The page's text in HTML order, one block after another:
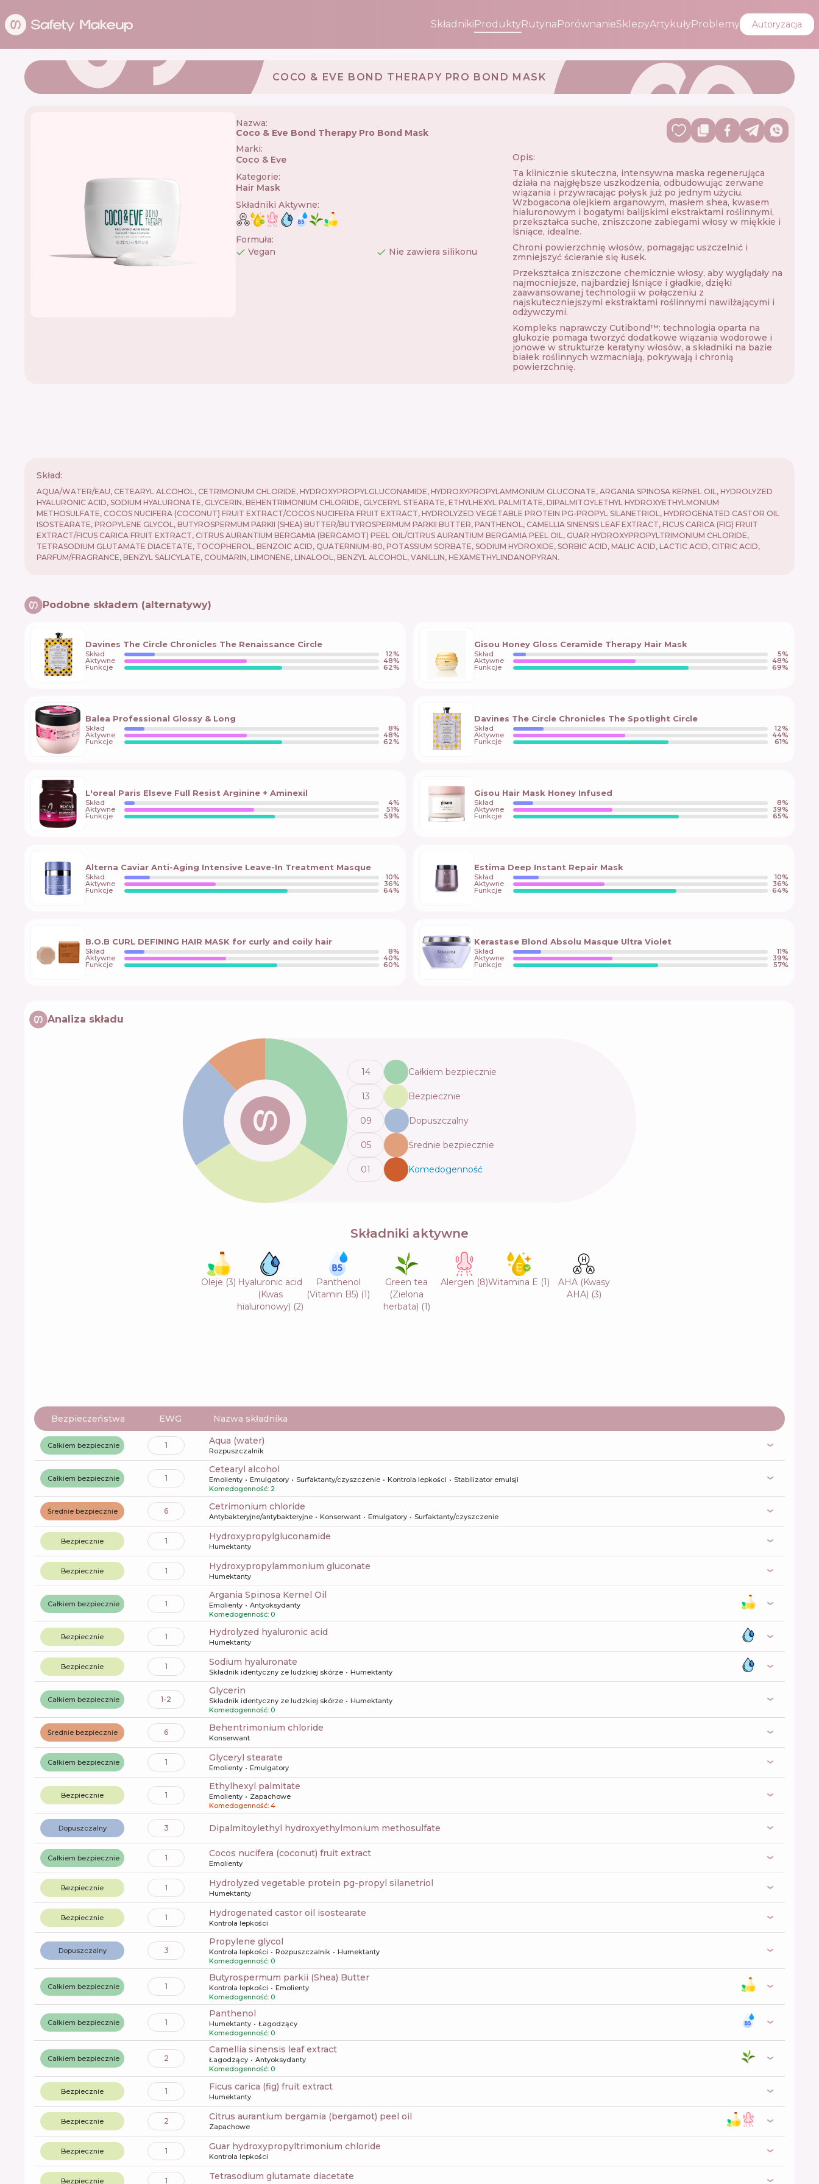
SkładnikiProduktyRutynaPorównanieSklepyArtykułyProblemy Autoryzacja
COCO & EVE BOND THERAPY PRO BOND MASK
Nazwa:
Coco & Eve Bond Therapy Pro Bond Mask
Marki:
Coco & Eve
Kategorie:
Hair Mask
Składniki Aktywne:
Formuła:
Vegan
Nie zawiera silikonu
Opis:
Ta klinicznie skuteczna, intensywna maska ​​regenerująca
działa na najgłębsze uszkodzenia, odbudowując zerwane
wiązania i przywracając połysk już po jednym użyciu.
Wzbogacona olejkiem arganowym, masłem shea, kwasem
hialuronowym i bogatymi balijskimi ekstraktami roślinnymi,
przekształca suche, zniszczone zabiegami włosy w miękkie i
lśniące, idealne.
Chroni powierzchnię włosów, pomagając uszczelnić i
zmniejszyć ścieranie się łusek.
Przekształca zniszczone chemicznie włosy, aby wyglądały na
najmocniejsze, najbardziej lśniące i gładkie, dzięki
zaawansowanej technologii w połączeniu z
najskuteczniejszymi ekstraktami roślinnymi nawilżającymi i
odżywczymi.
Kompleks naprawczy Cutibond™: technologia oparta na
glukozie pomaga tworzyć dodatkowe wiązania wodorowe i
jonowe w strukturze keratyny włosów, a składniki na bazie
białek roślinnych wzmacniają, pokrywają i chronią
powierzchnię.
Skład:
AQUA/WATER/EAU, CETEARYL ALCOHOL, CETRIMONIUM CHLORIDE, HYDROXYPROPYLGLUCONAMIDE, HYDROXYPROPYLAMMONIUM GLUCONATE, ARGANIA SPINOSA KERNEL OIL, HYDROLYZED
HYALURONIC ACID, SODIUM HYALURONATE, GLYCERIN, BEHENTRIMONIUM CHLORIDE, GLYCERYL STEARATE, ETHYLHEXYL PALMITATE, DIPALMITOYLETHYL HYDROXYETHYLMONIUM
METHOSULFATE, COCOS NUCIFERA (COCONUT) FRUIT EXTRACT/COCOS NUCIFERA FRUIT EXTRACT, HYDROLYZED VEGETABLE PROTEIN PG-PROPYL SILANETRIOL, HYDROGENATED CASTOR OIL
ISOSTEARATE, PROPYLENE GLYCOL, BUTYROSPERMUM PARKII (SHEA) BUTTER/BUTYROSPERMUM PARKII BUTTER, PANTHENOL, CAMELLIA SINENSIS LEAF EXTRACT, FICUS CARICA (FIG) FRUIT
EXTRACT/FICUS CARICA FRUIT EXTRACT, CITRUS AURANTIUM BERGAMIA (BERGAMOT) PEEL OIL/CITRUS AURANTIUM BERGAMIA PEEL OIL, GUAR HYDROXYPROPYLTRIMONIUM CHLORIDE,
TETRASODIUM GLUTAMATE DIACETATE, TOCOPHEROL, BENZOIC ACID, QUATERNIUM-80, POTASSIUM SORBATE, SODIUM HYDROXIDE, SORBIC ACID, MALIC ACID, LACTIC ACID, CITRIC ACID,
PARFUM/FRAGRANCE, BENZYL SALICYLATE, COUMARIN, LIMONENE, LINALOOL, BENZYL ALCOHOL, VANILLIN, HEXAMETHYLINDANOPYRAN.
Podobne składem (alternatywy)
Davines The Circle Chronicles The Renaissance Circle
Skład 12%
Aktywne 48%
Funkcje 62%
Gisou Honey Gloss Ceramide Therapy Hair Mask
Skład 5%
Aktywne 48%
Funkcje 69%
Balea Professional Glossy & Long
Skład 8%
Aktywne 48%
Funkcje 62%
Davines The Circle Chronicles The Spotlight Circle
Skład 12%
Aktywne 44%
Funkcje 61%
L'oreal Paris Elseve Full Resist Arginine + Aminexil
Skład 4%
Aktywne 51%
Funkcje 59%
Gisou Hair Mask Honey Infused
Skład 8%
Aktywne 39%
Funkcje 65%
Alterna Caviar Anti-Aging Intensive Leave-In Treatment Masque
Skład 10%
Aktywne 36%
Funkcje 64%
Estima Deep Instant Repair Mask
Skład 10%
Aktywne 36%
Funkcje 64%
B.O.B CURL DEFINING HAIR MASK for curly and coily hair
Skład 8%
Aktywne 40%
Funkcje 60%
Kerastase Blond Absolu Masque Ultra Violet
Skład 11%
Aktywne 39%
Funkcje 57%
Analiza składu
14 Całkiem bezpiecznie
13 Bezpiecznie
09 Dopuszczalny
05 Średnie bezpiecznie
01 Komedogenność
Składniki aktywne
Oleje (3) Hyaluronic acid
(Kwas
hialuronowy) (2)
Panthenol
(Vitamin B5) (1)
Green tea
(Zielona
herbata) (1)
Alergen (8)Witamina E (1)
AHA (Kwasy
AHA) (3)
Bezpieczeństwa EWG Nazwa składnika
Całkiem bezpiecznie 1 aqua (water)
Rozpuszczalnik
Całkiem bezpiecznie 1
cetearyl alcohol
Emolienty Emulgatory Surfaktanty/czyszczenie Kontrola lepkości
Stabilizator emulsji
Komedogenność: 2
Średnie bezpiecznie 6 cetrimonium chloride
Antybakteryjne/antybakteryjne Konserwant Emulgatory Surfaktanty/czyszczenie
Bezpiecznie 1 hydroxypropylgluconamide
Humektanty
Bezpiecznie 1 hydroxypropylammonium gluconate
Humektanty
Całkiem bezpiecznie 1
Argania Spinosa Kernel Oil
Emolienty
Antyoksydanty
Komedogenność: 0
Bezpiecznie 1 hydrolyzed hyaluronic acid
Humektanty
Bezpiecznie 1 sodium hyaluronate
Składnik identyczny ze ludzkiej skórze Humektanty
Całkiem bezpiecznie 1-2
glycerin
Składnik identyczny ze ludzkiej skórze
Humektanty
Komedogenność: 0
Średnie bezpiecznie 6 behentrimonium chloride
Konserwant
Całkiem bezpiecznie 1 glyceryl stearate
Emolienty Emulgatory
Bezpiecznie 1
ethylhexyl palmitate
Emolienty
Zapachowe
Komedogenność: 4
Dopuszczalny 3 dipalmitoylethyl hydroxyethylmonium methosulfate
Całkiem bezpiecznie 1 cocos nucifera (coconut) fruit extract
Emolienty
Bezpiecznie 1 hydrolyzed vegetable protein pg-propyl silanetriol
Humektanty
Bezpiecznie 1 hydrogenated castor oil isostearate
Kontrola lepkości
Dopuszczalny 3
propylene glycol
Kontrola lepkości Rozpuszczalnik
Humektanty
Komedogenność: 0
Całkiem bezpiecznie 1
butyrospermum parkii (Shea) Butter
Kontrola lepkości
Emolienty
Komedogenność: 0
Całkiem bezpiecznie 1
panthenol
Humektanty
Łagodzący
Komedogenność: 0
Całkiem bezpiecznie 2
camellia sinensis leaf extract
Łagodzący
Antyoksydanty
Komedogenność: 0
Bezpiecznie 1 ficus carica (fig) fruit extract
Humektanty
Bezpiecznie 2 citrus aurantium bergamia (bergamot) peel oil
Zapachowe
Bezpiecznie 1 guar hydroxypropyltrimonium chloride
Kontrola lepkości
Bezpiecznie 1 tetrasodium glutamate diacetate